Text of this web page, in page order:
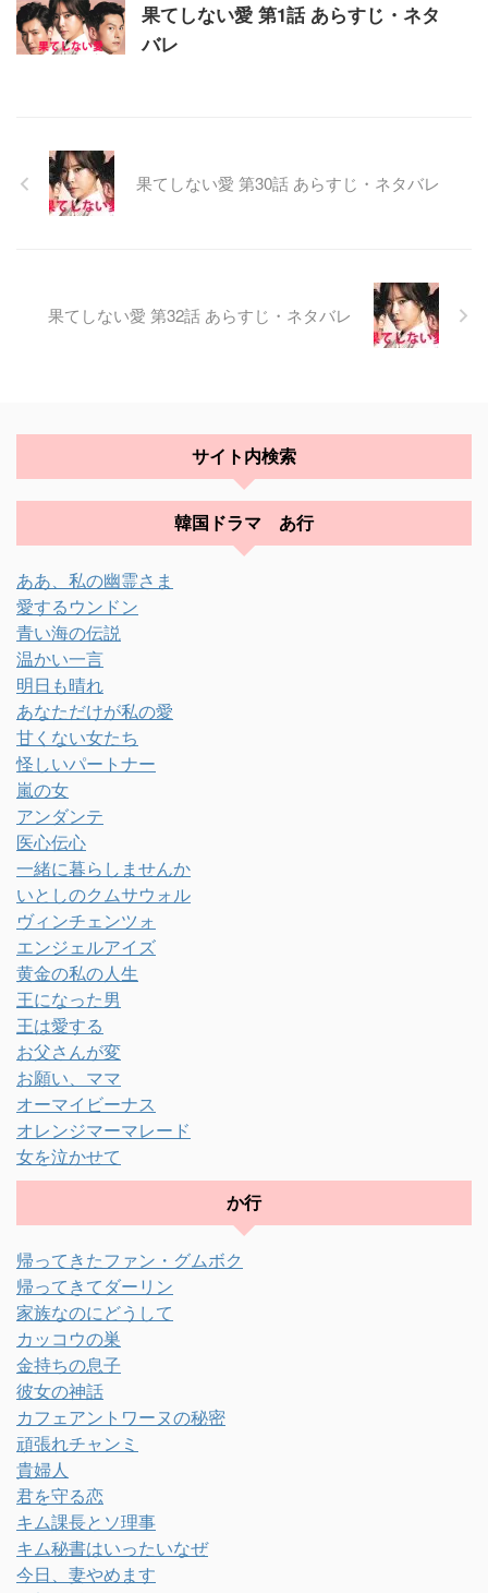
果てしない愛 第1話 あらすじ・ネタ
バレ
果てしない愛 第30話 あらすじ・ネタバレ
果てしない愛 第32話 あらすじ・ネタバレ
サイト内検索
韓国ドラマ あ行
ああ、私の幽霊さま
愛するウンドン
青い海の伝説
温かい一言
明日も晴れ
あなただけが私の愛
甘くない女たち
怪しいパートナー
嵐の女
アンダンテ
医心伝心
一緒に暮らしませんか
いとしのクムサウォル
ヴィンチェンツォ
エンジェルアイズ
黄金の私の人生
王になった男
王は愛する
お父さんが変
お願い、ママ
オーマイビーナス
オレンジマーマレード
女を泣かせて
か行
帰ってきたファン・グムボク
帰ってきてダーリン
家族なのにどうして
カッコウの巣
金持ちの息子
彼女の神話
カフェアントワーヌの秘密
頑張れチャンミ
貴婦人
君を守る恋
キム課長とソ理事
キム秘書はいったいなぜ
今日、妻やめます